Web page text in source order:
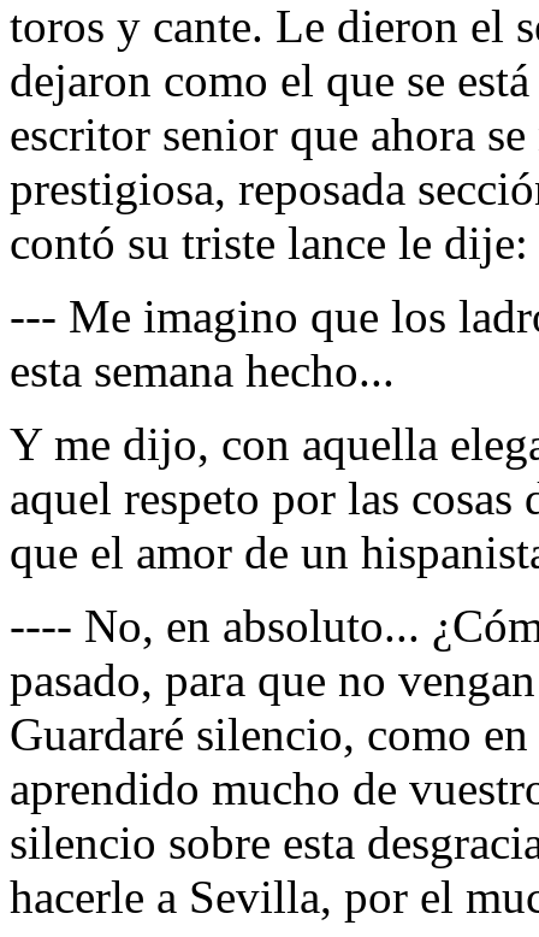
toros y cante. Le dieron el
dejaron como el que se
escritor senior que ahora
prestigiosa, reposada
contó su triste lance le dije:
--- Me imagino que los
esta semana hecho...
Y me dijo, con aquella
aquel respeto por las cosas
que el amor de un
---- No, en absoluto...
pasado, para que no
Guardaré silencio, como
aprendido mucho de
silencio sobre esta
hacerle a Sevilla, por el